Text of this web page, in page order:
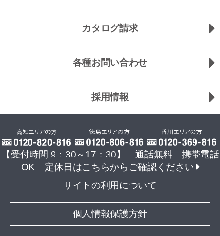
カタログ請求
各種お問い合わせ
採用情報
【受付時間 9：30～17：30】 通話無料 携帯電話
OK
定休日はこちらからご確認ください
サイトの利用について
個人情報保護方針